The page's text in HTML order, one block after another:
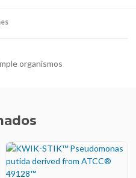
organismos